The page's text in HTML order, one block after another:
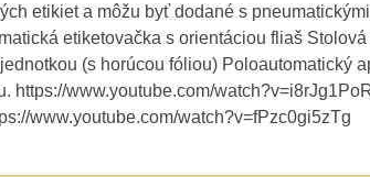
etikiet a môžu byť dodané s
etiketovačka s orientáciou fliaš
(s horúcou fóliou) Poloautomatický
www.youtube.com/
www.youtube.com/watch?v=fPzc0gi5zTg